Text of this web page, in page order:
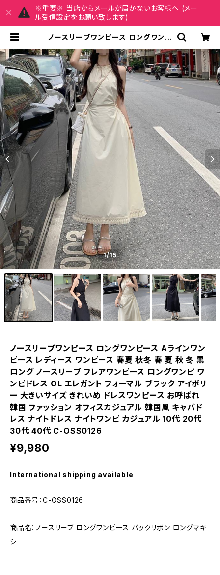
※重要※ 当店からメールが届かないお客様へ (メー
ル受信設定をお願い致します)
ノースリーブワンピース ロングワンピ
ワンピース 春夏 秋冬 春 夏 秋 冬 黒
ロング ノースリーブ フレアワンピース
ロングワンピ ワンピドレス OL エレガ
ント フォーマル ブラック アイボリー
大きいサイズ きれいめ ドレスワンピ
ース お呼ばれ 韓国 ファッション オフ
ィスカジュアル 韓国風 キャバドレス
ナイトドレス ナイトワンピ カジュアル
10代 20代 30代 40代 C-OSS012
6 | REIRSE レイルセ 20代,30代,
40代 レディースファッション 通販
1/15
ノースリーブワンピース ロングワンピース Aラインワン
ピース レディース ワンピース 春夏 秋冬 春 夏 秋 冬 黒
ロング ノースリーブ フレアワンピース ロングワンピ ワ
ンピドレス OL エレガント フォーマル ブラック アイボリ
ー 大きいサイズ きれいめ ドレスワンピース お呼ばれ
韓国 ファッション オフィスカジュアル 韓国風 キャバド
レス ナイトドレス ナイトワンピ カジュアル 10代 20代
30代 40代 C-OSS0126
¥9,980
International shipping available
商品番号：C-OSS0126
商品名：ノースリーブ ロングワンピース バックリボン ロングマキ
シ